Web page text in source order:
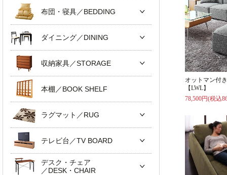
オットマン付
【LWL】
78,500円(税込
布団・寝具／BEDDING
ダイニング／DINING
収納家具／STORAGE
本棚／BOOK SHELF
ラグマット／RUG
テレビ台／TV BOARD
デスク・チェア
／DESK・CHAIR